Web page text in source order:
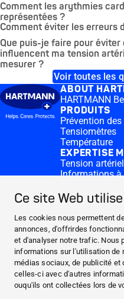
Ce site Web
Les cookies nous permettent
annonces, d'offrirdes
et d'analyser notre trafic. Nous
informations sur l'utilisation de
médias sociaux, de publicité et
celles-ci avec d'autres
ouqu'ils ont collectées lors de
Comment les arythmies
représentées ?
Comment éviter les erreurs
Que puis-je faire pour
influencent ma tension
mesurer ?
Voir toutes les
ABOUT
HARTMANN
PRODUITS
Prévention des
Tensiomètres
Température
EXPERTISE
Tension
Informations à
Medi.connect
Contactez-nous
FAQ
ABOUT
PRODUITS
CONTACT